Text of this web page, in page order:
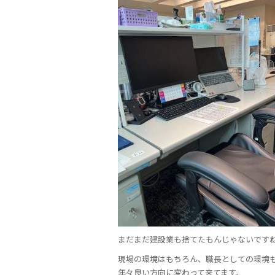
まだまだ建設業も捨てたもんじゃないです
現場の環境はもちろん、職長としての環境
年々良い方向に変わって来てます。